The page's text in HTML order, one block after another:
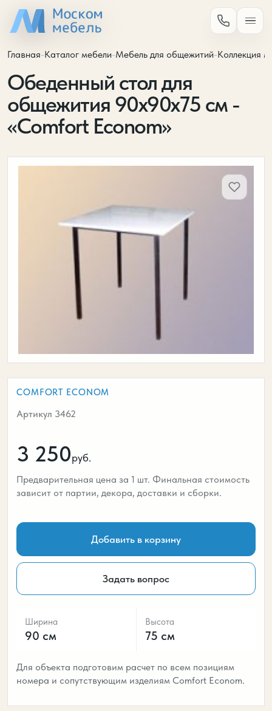
Главная-Каталог мебели-Мебель для общежитий-Коллекция
Обеденный стол для
общежития 90х90х75 см -
«Comfort Econom»
COMFORT ECONOM
Артикул 3462
3 250руб.
Предварительная цена за 1 шт. Финальная стоимость
зависит от партии, декора, доставки и сборки.
Добавить в корзину
Задать вопрос
Ширина
90 см
Высота
75 см
Для объекта подготовим расчет по всем позициям
номера и сопутствующим изделиям Comfort Econom.